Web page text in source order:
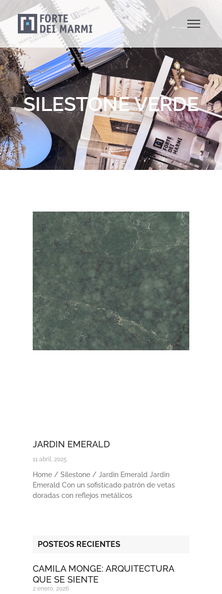
SILESTONE VERDE
JARDIN EMERALD
11 abril, 2025
Home / Silestone / Jardin Emerald Jardin
Emerald Con un sofisticado patrón de vetas
doradas con reflejos metálicos
POSTEOS RECIENTES
CAMILA MONGE: ARQUITECTURA
QUE SE SIENTE
2 enero, 2026